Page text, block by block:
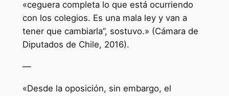
«ceguera completa lo que está ocurriendo
con los colegios. Es una mala ley y van a
tener que cambiarla”, sostuvo.» (Cámara de
Diputados de Chile, 2016).
—
«Desde la oposición, sin embargo, el